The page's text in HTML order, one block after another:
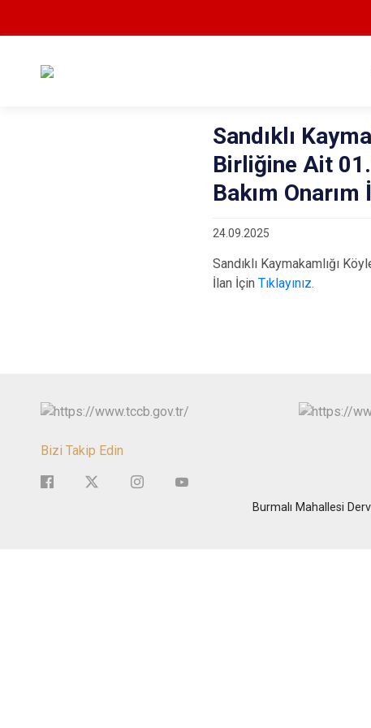
Sandıklı
Birliğine Ait
Bakım Onarım
24.09.2025
Sandıklı Kaymakamlığı
İlan İçin Tıklayınız.
Bizi Takip Edin
Burmalı Mahallesi